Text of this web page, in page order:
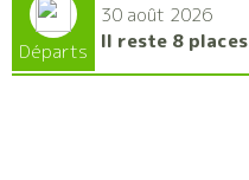
Départs
30 août 2026
Il reste 8 places